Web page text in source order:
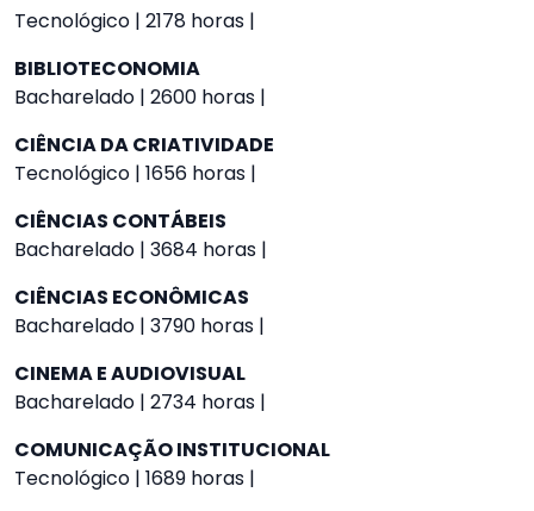
Tecnológico | 2178 horas |
BIBLIOTECONOMIA
Bacharelado | 2600 horas |
CIÊNCIA DA CRIATIVIDADE
Tecnológico | 1656 horas |
CIÊNCIAS CONTÁBEIS
Bacharelado | 3684 horas |
CIÊNCIAS ECONÔMICAS
Bacharelado | 3790 horas |
CINEMA E AUDIOVISUAL
Bacharelado | 2734 horas |
COMUNICAÇÃO INSTITUCIONAL
Tecnológico | 1689 horas |